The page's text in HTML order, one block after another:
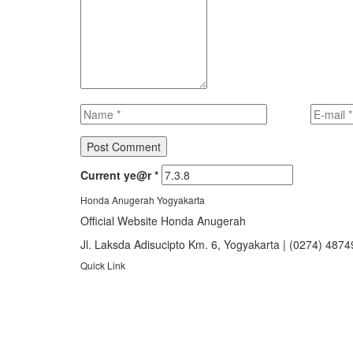
Current ye@r*
Honda Anugerah Yogyakarta
Official Website Honda Anugerah
Jl. Laksda Adisucipto Km. 6, Yogyakarta | (0274)
Quick Link